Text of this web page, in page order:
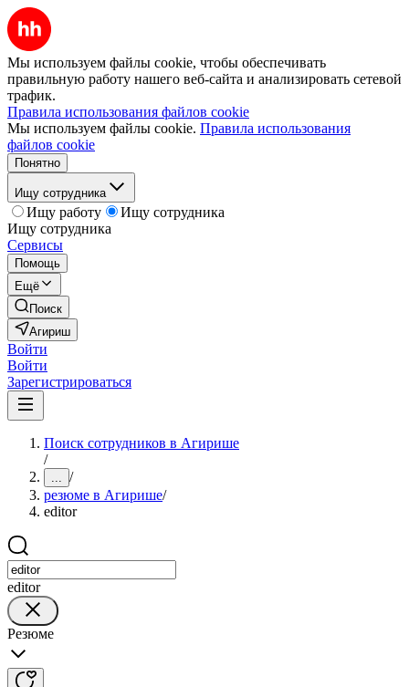
Мы используем файлы cookie, чтобы обеспечивать
правильную работу нашего веб-сайта и анализировать сетевой
трафик.
Правила использования файлов cookie
Мы используем файлы cookie. Правила использования
файлов cookie
Понятно
Ищу сотрудника
Ищу работу
Ищу сотрудника
Ищу сотрудника
Сервисы
Помощь
Ещё
Поиск
Агириш
Войти
Войти
Зарегистрироваться
Поиск сотрудников в Агирише
/
... /
резюме в Агирише/
editor
editor
Резюме